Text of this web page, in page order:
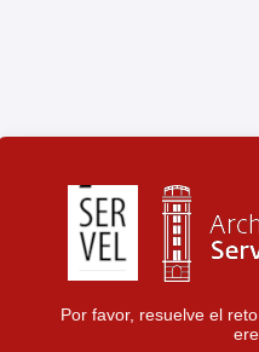
Por favor, resuelve el